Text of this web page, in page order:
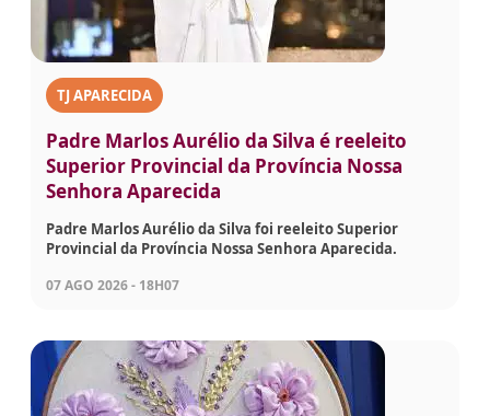
TJ APARECIDA
Padre Marlos Aurélio da Silva é reeleito
Superior Provincial da Província Nossa
Senhora Aparecida
Padre Marlos Aurélio da Silva foi reeleito Superior
Provincial da Província Nossa Senhora Aparecida.
07 AGO 2026 - 18H07